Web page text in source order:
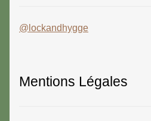
@lockandhygge
Mentions Légales